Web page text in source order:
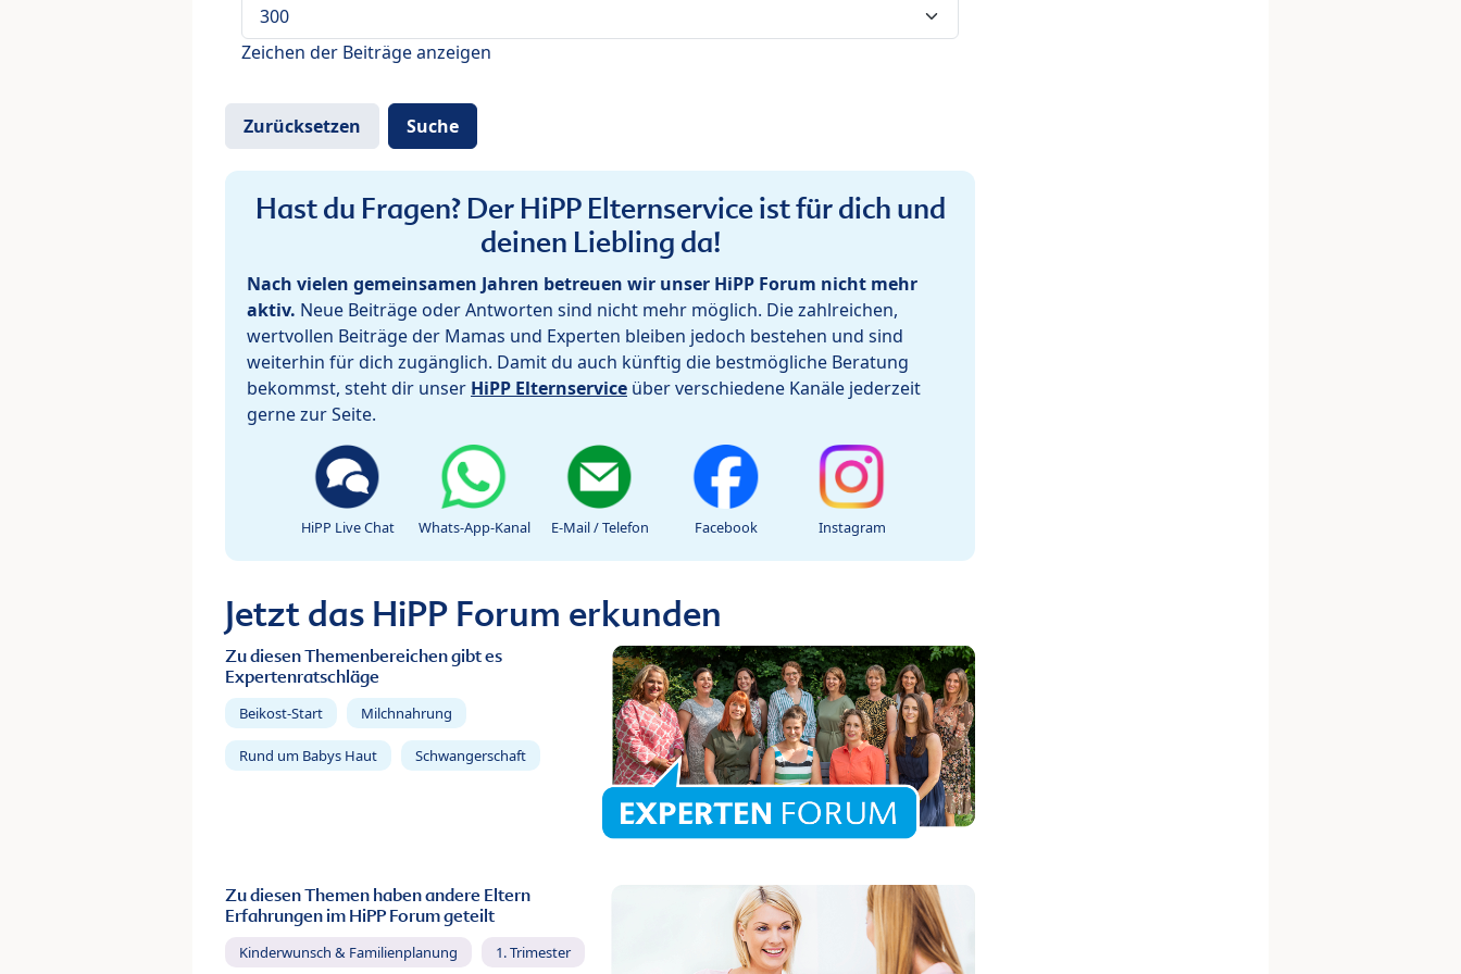
Zeichen der Beiträge anzeigen
Hast du Fragen? Der HiPP Elternservice ist für dich und
deinen Liebling da!
Nach vielen gemeinsamen Jahren betreuen wir unser HiPP Forum nicht mehr
aktiv. Neue Beiträge oder Antworten sind nicht mehr möglich. Die zahlreichen,
wertvollen Beiträge der Mamas und Experten bleiben jedoch bestehen und sind
weiterhin für dich zugänglich. Damit du auch künftig die bestmögliche Beratung
bekommst, steht dir unser HiPP Elternservice über verschiedene Kanäle jederzeit
gerne zur Seite.
HiPP Live Chat Whats-App-Kanal E-Mail / Telefon Facebook Instagram
Jetzt das HiPP Forum erkunden
Zu diesen Themenbereichen gibt es
Expertenratschläge
Beikost-Start Milchnahrung
Rund um Babys Haut Schwangerschaft
Zu diesen Themen haben andere Eltern
Erfahrungen im HiPP Forum geteilt
Kinderwunsch & Familienplanung 1. Trimester